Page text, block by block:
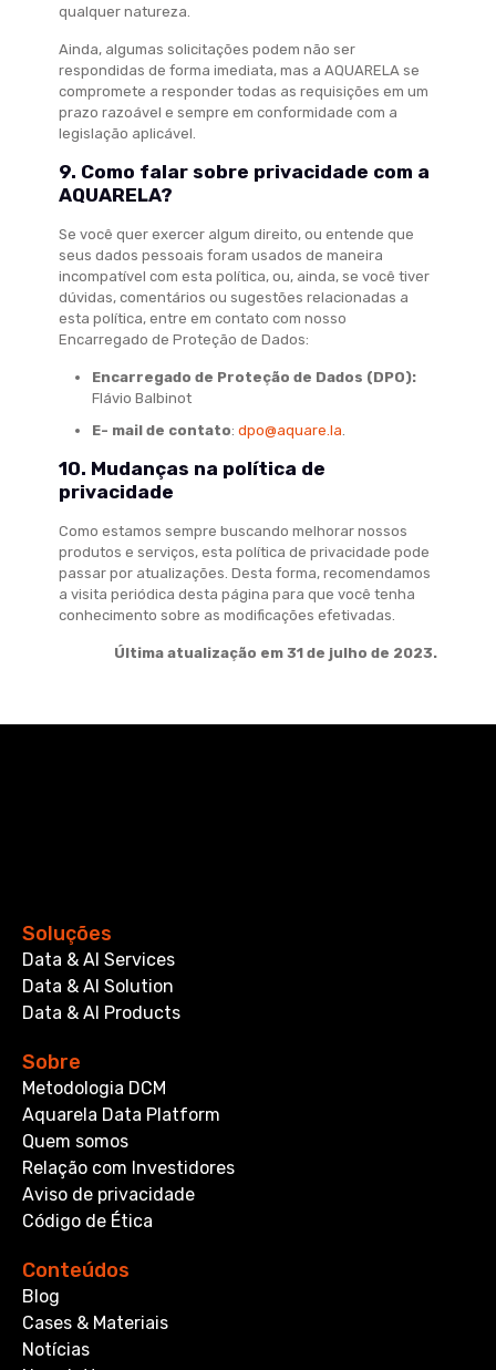
qualquer natureza.
Ainda, algumas solicitações podem não ser
respondidas de forma imediata, mas a AQUARELA se
compromete a responder todas as requisições em um
prazo razoável e sempre em conformidade com a
legislação aplicável.
9. Como falar sobre privacidade com a
AQUARELA?
Se você quer exercer algum direito, ou entende que
seus dados pessoais foram usados de maneira
incompatível com esta política, ou, ainda, se você tiver
dúvidas, comentários ou sugestões relacionadas a
esta política, entre em contato com nosso
Encarregado de Proteção de Dados:
Encarregado de Proteção de Dados (DPO):
Flávio Balbinot
E- mail de contato: dpo@aquare.la.
10. Mudanças na política de
privacidade
Como estamos sempre buscando melhorar nossos
produtos e serviços, esta política de privacidade pode
passar por atualizações. Desta forma, recomendamos
a visita periódica desta página para que você tenha
conhecimento sobre as modificações efetivadas.
Última atualização em 31 de julho de 2023.
Soluções
Data & AI Services
Data & AI Solution
Data & AI Products
Sobre
Metodologia DCM
Aquarela Data Platform
Quem somos
Relação com Investidores
Aviso de privacidade
Código de Ética
Conteúdos
Blog
Cases & Materiais
Notícias